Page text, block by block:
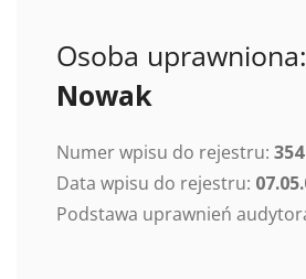
Osoba uprawniona:
Nowak
Numer wpisu do rejestru: 354
Data wpisu do rejestru:
Podstawa uprawnień